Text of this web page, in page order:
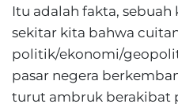
Itu adalah fakta,
sekitar kita bahwa
politik/ekonomi/
pasar negera
turut ambruk berakibat